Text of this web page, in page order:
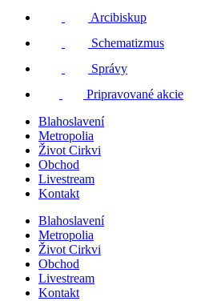
Arcibiskup
Schematizmus
Správy
Pripravované akcie
Blahoslavení
Metropolia
Život Cirkvi
Obchod
Livestream
Kontakt
Blahoslavení
Metropolia
Život Cirkvi
Obchod
Livestream
Kontakt